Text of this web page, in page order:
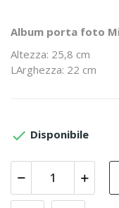
Album porta foto
Altezza: 25,8 cm
LArghezza: 22 cm
 Disponibile